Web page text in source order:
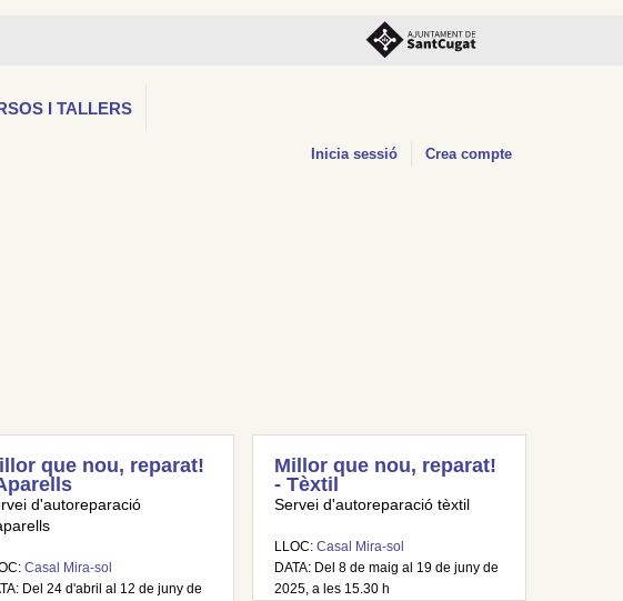
I TALLERS
Inicia sessió Crea compte
que nou, reparat!
d'autoreparació
Casal Mira-sol
Del 24 d'abril al 12 de juny de
Millor que nou, reparat!
- Tèxtil
Servei d'autoreparació tèxtil
LLOC: Casal Mira-sol
DATA: Del 8 de maig al 19 de juny de
2025, a les 15.30 h